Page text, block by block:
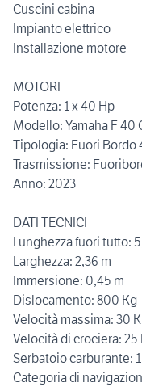
Cuscini cabina
Impianto elettrico
Installazione motore
MOTORI
Potenza: 1 x 40 Hp
Modello: Yamaha F 40
Tipologia: Fuori Bordo
Trasmissione:
Anno: 2023
DATI TECNICI
Lunghezza fuori tutto:
Larghezza: 2,36 m
Immersione: 0,45 m
Dislocamento: 800 Kg
Velocità massima: 30
Velocità di crociera: 25
Serbatoio carburante:
Categoria di